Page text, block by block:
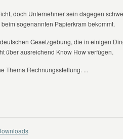
doch Unternehmer sein dagegen
sogenannten Papierkram bekommt.
Gesetzgebung, die in einigen
über ausreichend Know How verfügen.
Thema Rechnungsstellung. ...